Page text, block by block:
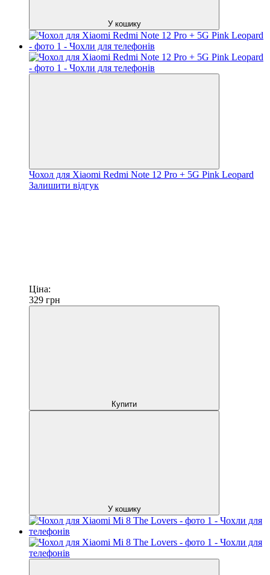
У кошику
Чохол для Xiaomi Redmi Note 12 Pro + 5G Pink Leopard
Залишити відгук
Ціна:
329 грн
Купити
У кошику